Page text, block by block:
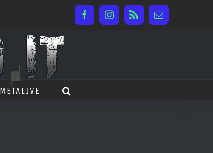
FacebookInstagram
Rss Email
METALIVE